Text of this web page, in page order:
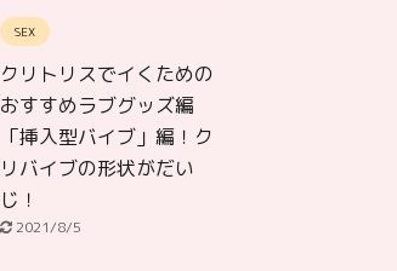
SEX
クリトリスでイくための
おすすめラブグッズ編
「挿入型バイブ」編！ク
リバイブの形状がだい
じ！
2021/8/5